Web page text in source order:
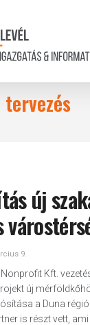
új
9.
Kft.
új
a Duna
is részt vett,